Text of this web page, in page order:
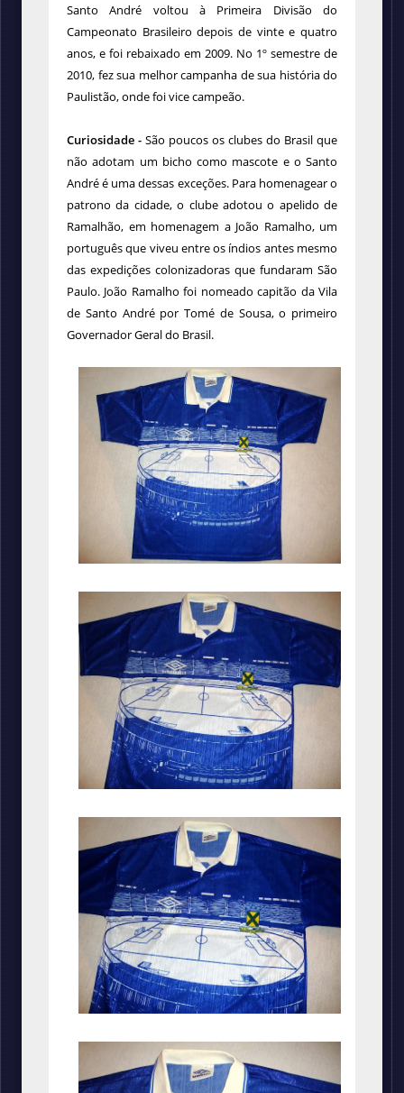
Santo André voltou à Primeira Divisão do
Campeonato Brasileiro depois de vinte e quatro
anos, e foi rebaixado em 2009. No 1º semestre de
2010, fez sua melhor campanha de sua história do
Paulistão, onde foi vice campeão.
Curiosidade - São poucos os clubes do Brasil que
não adotam um bicho como mascote e o Santo
André é uma dessas exceções. Para homenagear o
patrono da cidade, o clube adotou o apelido de
Ramalhão, em homenagem a João Ramalho, um
português que viveu entre os índios antes mesmo
das expedições colonizadoras que fundaram São
Paulo. João Ramalho foi nomeado capitão da Vila
de Santo André por Tomé de Sousa, o primeiro
Governador Geral do Brasil.